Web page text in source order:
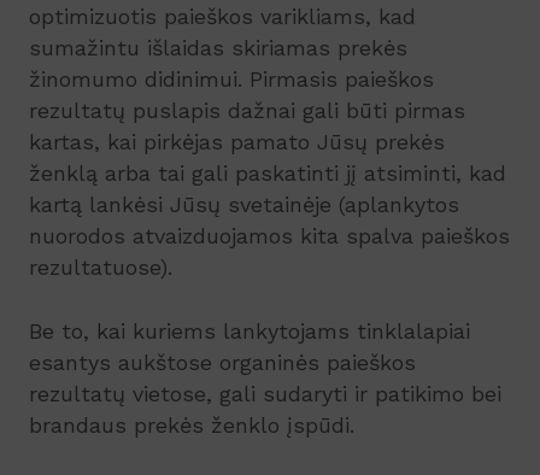
optimizuotis paieškos varikliams, kad
sumažintu išlaidas skiriamas prekės
žinomumo didinimui. Pirmasis paieškos
rezultatų puslapis dažnai gali būti pirmas
kartas, kai pirkėjas pamato Jūsų prekės
ženklą arba tai gali paskatinti jį atsiminti, kad
kartą lankėsi Jūsų svetainėje (aplankytos
nuorodos atvaizduojamos kita spalva paieškos
rezultatuose).
Be to, kai kuriems lankytojams tinklalapiai
esantys aukštose organinės paieškos
rezultatų vietose, gali sudaryti ir patikimo bei
brandaus prekės ženklo įspūdi.